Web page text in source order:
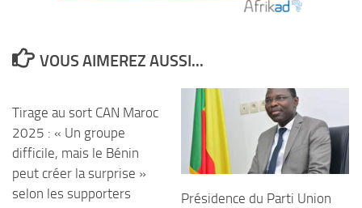
VOUS AIMEREZ AUSSI...
Tirage au sort CAN Maroc
2025 : « Un groupe
difficile, mais le Bénin
peut créer la surprise »
selon les supporters
Présidence du Parti Union